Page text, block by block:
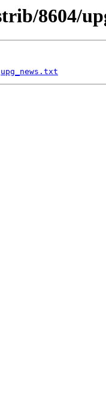
8604/
upg_news.txt